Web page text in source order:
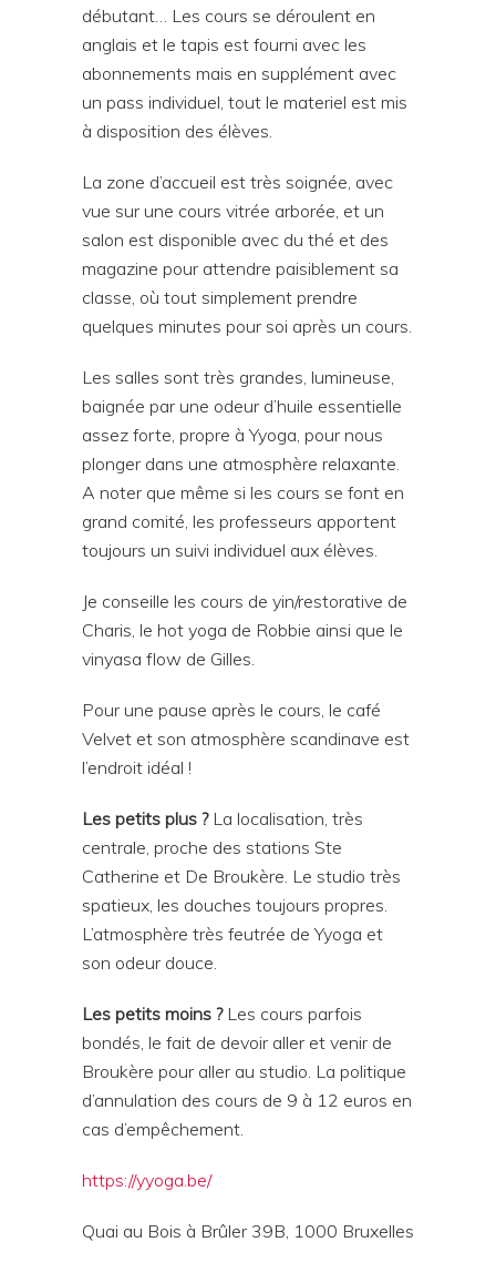
débutant… Les cours se déroulent en
anglais et le tapis est fourni avec les
abonnements mais en supplément avec
un pass individuel, tout le materiel est mis
à disposition des élèves.
La zone d’accueil est très soignée, avec
vue sur une cours vitrée arborée, et un
salon est disponible avec du thé et des
magazine pour attendre paisiblement sa
classe, où tout simplement prendre
quelques minutes pour soi après un cours.
Les salles sont très grandes, lumineuse,
baignée par une odeur d’huile essentielle
assez forte, propre à Yyoga, pour nous
plonger dans une atmosphère relaxante.
A noter que même si les cours se font en
grand comité, les professeurs apportent
toujours un suivi individuel aux élèves.
Je conseille les cours de yin/restorative de
Charis, le hot yoga de Robbie ainsi que le
vinyasa flow de Gilles.
Pour une pause après le cours, le café
Velvet et son atmosphère scandinave est
l’endroit idéal !
Les petits plus ?La localisation, très
centrale, proche des stations Ste
Catherine et De Broukère. Le studio très
spatieux, les douches toujours propres.
L’atmosphère très feutrée de Yyoga et
son odeur douce.
Les petits moins ?Les cours parfois
bondés, le fait de devoir aller et venir de
Broukère pour aller au studio. La politique
d’annulation des cours de 9 à 12 euros en
cas d’empêchement.
https://yyoga.be/
Quai au Bois à Brûler 39B, 1000 Bruxelles